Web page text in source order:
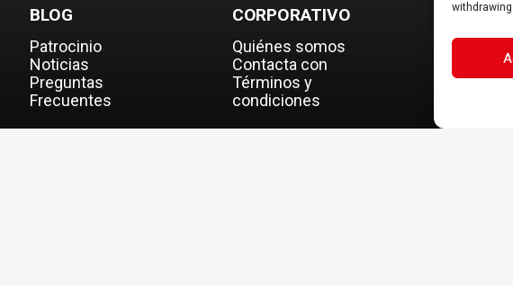
BLOG
Patrocinio
Noticias
Preguntas
Frecuentes
CORPORATIVO
Quiénes somos
Contacta con
Términos y
condiciones
DOCS
Portal B2B